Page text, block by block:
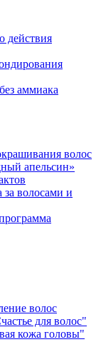
действия
аммиака
волос
апельсин»
за волосами и
волос
для волос"
кожа головы"